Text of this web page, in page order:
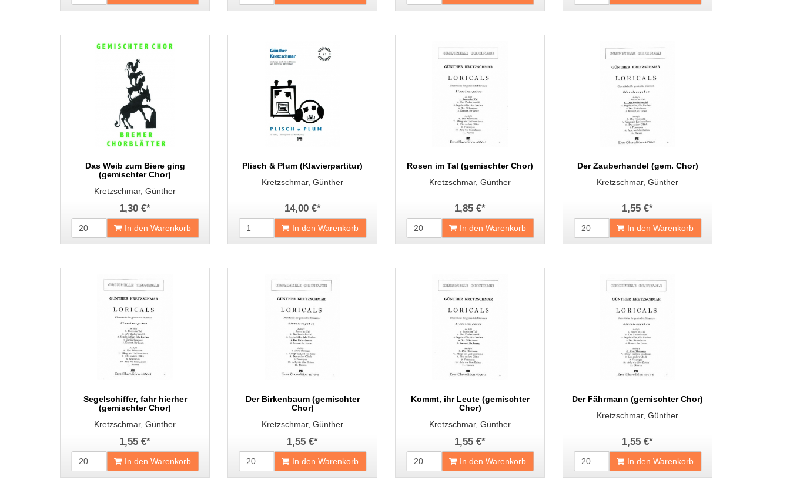
Das Weib zum Biere ging
(gemischter Chor)
Kretzschmar, Günther
1,30 €*
In den Warenkorb
Plisch & Plum (Klavierpartitur)
Kretzschmar, Günther
14,00 €*
In den Warenkorb
Rosen im Tal (gemischter Chor)
Kretzschmar, Günther
1,85 €*
In den Warenkorb
Der Zauberhandel (gem. Chor)
Kretzschmar, Günther
1,55 €*
In den Warenkorb
Segelschiffer, fahr hierher
(gemischter Chor)
Kretzschmar, Günther
1,55 €*
In den Warenkorb
Der Birkenbaum (gemischter
Chor)
Kretzschmar, Günther
1,55 €*
In den Warenkorb
Kommt, ihr Leute (gemischter
Chor)
Kretzschmar, Günther
1,55 €*
In den Warenkorb
Der Fährmann (gemischter Chor)
Kretzschmar, Günther
1,55 €*
In den Warenkorb